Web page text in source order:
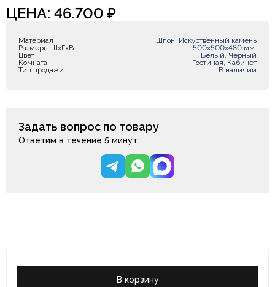
В корзину
ЦЕНА: 46.700 ₽
Материал
Шпон, Искуственный камень
Размеры ШxГxВ
500х500х480 мм.
Цвет
Белый, Черный
Комната
Гостиная, Кабинет
Тип продажи
В наличии
Задать вопрос по товару
Ответим в течение 5 минут